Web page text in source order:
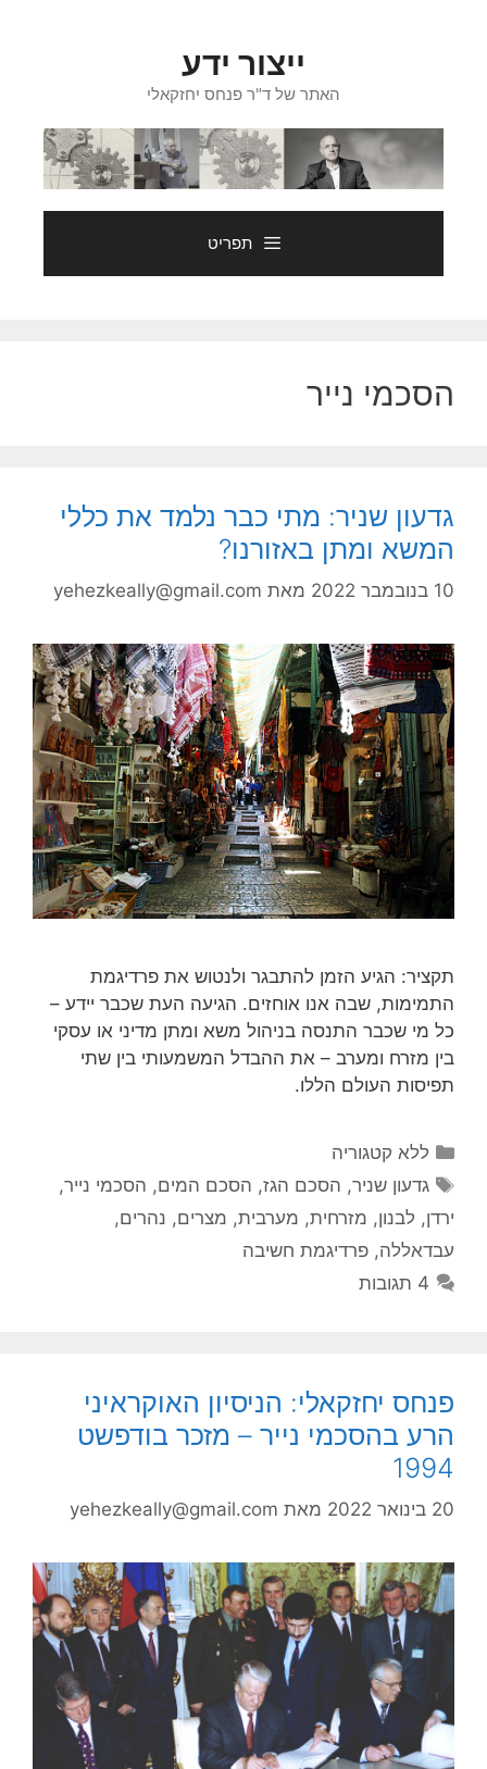
ייצור ידע
האתר של ד"ר פנחס יחזקאלי
תפריט
הסכמי נייר
גדעון שניר: מתי כבר נלמד את כללי
המשא ומתן באזורנו?
10 בנובמבר 2022 מאת yehezkeally@gmail.com
תקציר: הגיע הזמן להתבגר ולנטוש את פרדיגמת
התמימות, שבה אנו אוחזים. הגיעה העת שכבר יידע –
כל מי שכבר התנסה בניהול משא ומתן מדיני או עסקי
בין מזרח ומערב – את ההבדל המשמעותי בין שתי
תפיסות העולם הללו.
קטגוריות
ללא קטגוריה
תגיות
גדעון שניר, הסכם הגז, הסכם המים, הסכמי נייר,
ירדן, לבנון, מזרחית, מערבית, מצרים, נהרים,
עבדאללה, פרדיגמת חשיבה
4 תגובות
פנחס יחזקאלי: הניסיון האוקראיני
הרע בהסכמי נייר – מזכר בודפשט
1994
20 בינואר 2022 מאת yehezkeally@gmail.com